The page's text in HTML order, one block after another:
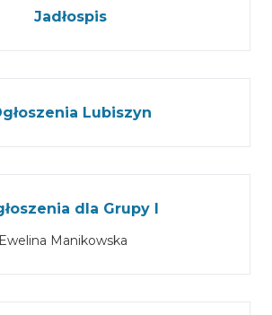
Jadłospis
Lubiszyn
dla Grupy I
Manikowska